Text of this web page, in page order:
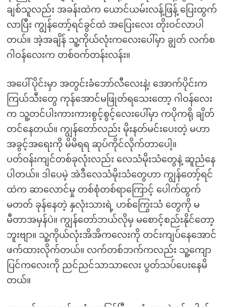
ချစ်သူလည်း အခန်းထဲက ယောင်ယမ်းလန့်ဖြန့် ပြေးထွက်
လာပြီး ကျွန်တော့်ရင်ခွင်ထဲ အပြေးလေး တိုးဝင်လာပါ
တယ်။ အဲ့အချိန် သူ့ကိုယ်လုံးကလေးပေါ်မှာ ချွတ် လက်စ
ဂါဝန်လေးက တစ်ဝက်တန်းလန်း။
အပေါ်ပိုင်းမှာ အတွင်းခံဘော်လီလေးနဲ့၊ အောက်ပိုင်းက
ကြယ်သီးတွေ ကုန်အောင်မဖြုတ်ရသေးတော့ ဂါဝန်လေး
က သူ့တင်ပါးကားကားစွင့်စွင့်လေးပေါ်မှာ ကပိုကရို ချိတ်
တင်နေတယ်။ ကျွန်တော်လည်း မိုးနတ်မင်းပေးတဲ့ မဟာ
အခွင့်အရေးကို မိမိရရ ဆုပ်ကိုင်လိုက်တာပေါ့။
ပတ်ဝန်းကျင်တစ်ခုလုံးလည်း လေသံမိုးသံတွေနဲ့ ဆူညံနေ
ပါတယ်။ ဒါပေမဲ့ အဲဒီလေသံမိုးသံတွေဟာ ကျွန်တော့်ရင်
ထဲက ဆာလောင်မှု တစ်စုံတစ်ရာကြောင့် ပေါက်ထွက်
မတတ် ခုန်နေတဲ့ နှလုံးသားရဲ့ ဟစ်ကြွေးသံ တွေကို မ
မီတာအမှန်ပဲ။ ကျွန်တော်ဘယ်လိုမှ မစောင့်စည်းနိုင်တော့
ဘူးဗျာ။ သူ့ကိုယ်လုံးအိအိကလေးကို တင်းကျပ်နေအောင်
ဖက်ထားလိုက်တယ်။ လက်တစ်ဘက်ကလည်း သူ့ကျော
ပြင်ကလေးကို ညင်ညင်သာသာလေး ပွတ်သပ်ပေးနေမိ
တယ်။